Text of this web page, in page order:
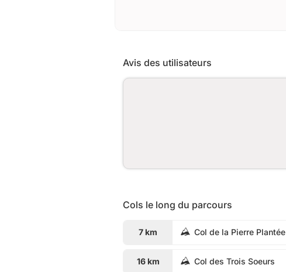
Avis des utilisateurs
Cols le long du parcours
7 km Col de la Pierre Plantée
16 km Col des Trois Soeurs